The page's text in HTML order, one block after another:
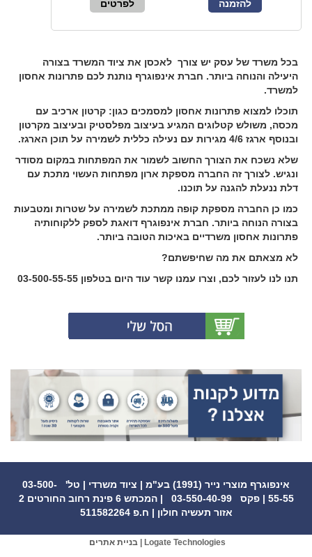
להזמנה לפרטים
בכל משרד של עסק יש צורך לאכסן את ציוד המשרד בצורה
היעילה והנוחה ביותר. חברת אינפוגרף נותנת לכם פתרונות אחסון
למשרד.
תוכלו למצוא פתרונות אחסון למסמכים כגון: קרטון ארכיב עם
מכסה, משולש קטלוגים המגיע בעיצוב מפלסטיק ובעיצוב מקרטון
ובנוסף ארגז 4/6 מגירות עם נעילה כללית לשמירה על תוכן הארגז.
שלא נשכח את הצורך החשוב לשמור את המפתחות במקום מסודר
ונגיש. לצורך זה החברה מספקת ארון מפתחות העשוי מתכת עם
דלת ננעלת להגנה על תוכנו.
כמו כן החברה מספקת קופה ממתכת לשמירה על שטרות ומטבעות
בצורה הנוחה ביותר. חברת אינפוגרף דואגת לספק ללקוחותיה
פתרונות אחסון משרדיים באיכות הטובה ביותר.
לא מצאתם את מה שחיפשתם?
תנו לנו לעזור לכם, וצרו עמנו קשר עוד היום בטלפון 03-500-55-55
אינפוגרף מוצרי נייר (1991) בע"מ | ציוד משרדי | טל' 03-500-
55-55 | פקס 03-550-40-99 | המכתש 6 פינת רחוב החורטים 2
אזור תעשיה חולון | ח.פ 511582264
Logate Technologies | בניית אתרים